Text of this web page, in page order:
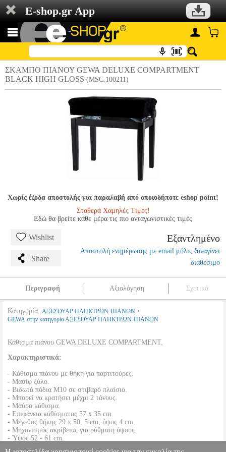
E-shop.gr App
ΣΚΑΜΠΟ ΠΙΑΝΟΥ GEWA DELUXE COMPARTMENT
BLACK HIGH GLOSS (MSC.100211)
Χωρίς έξοδα αποστολής για παραλαβή από οποιοδήποτε eshop point!
Σταθερά Χαμηλές Τιμές!
Εδώ θα βρείτε κάθε μέρα τις πιο ανταγωνιστικές τιμές
Wishlist
Share
Εξαντλημένο
Αποστολή ενημέρωσης με email μόλις ξαναγίνει
διαθέσιμο
Περιγραφή Αξιολόγηση Σχετικά
Κατηγορία: ΑΞΕΣΟΥΑΡ ΠΛΗΚΤΡΩΝ-ΠΙΑΝΩΝ •
GEWA στην κατηγορία ΑΞΕΣΟΥΑΡ ΠΛΗΚΤΡΩΝ-ΠΙΑΝΩΝ
Κάθισμα πιάνου GEWA DELUXE COMPARTMENT.
Χαρακτηριστικά:
- Κάθισμα πιάνου με θήκη για παρτιτούρες.
- Μασίφ ξύλο.
- Βιδωτά πόδια Μ10 σε στιβαρό πλαίσιο.
- Μπορεί να κρατήσει μέχρι 2 τόνους.
- Μαύρο κάθισμα.
- Επιφάνεια καθίσματος 57 x 35 cm.
- Μέγεθος θήκης 29 x 50, 5 cm, ύψος 4 cm.
- Μηχανισμός ακρίβειας για ρύθμιση ύψους.
- Ύψος 52 - 61 cm.